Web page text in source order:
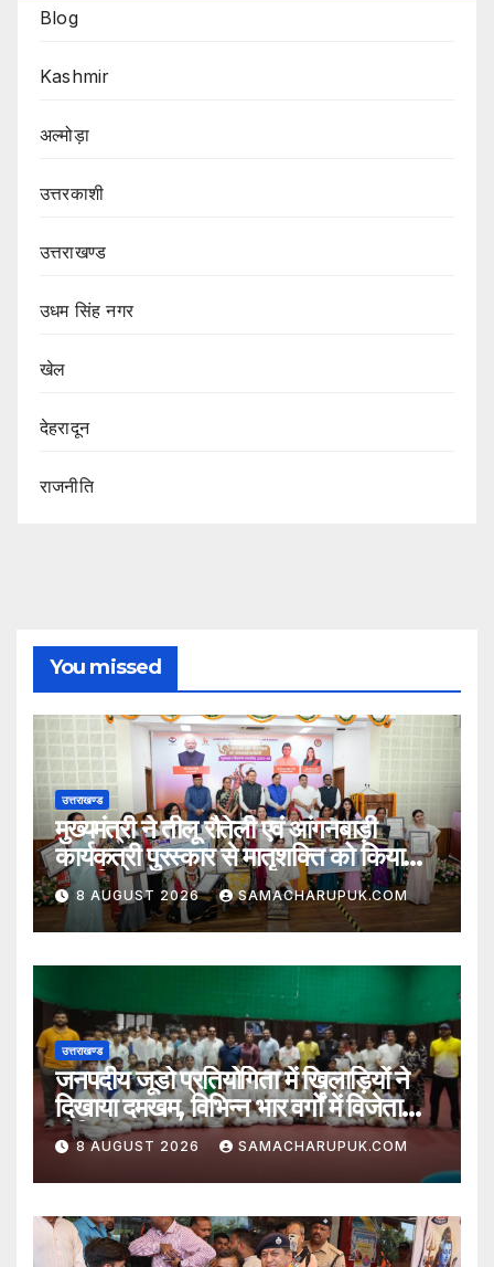
Blog
Kashmir
अल्मोड़ा
उत्तरकाशी
उत्तराखण्ड
उधम सिंह नगर
खेल
देहरादून
राजनीति
You missed
उत्तराखण्ड
मुख्यमंत्री ने तीलू रौतेली एवं आंगनबाड़ी
कार्यकत्री पुरस्कार से मातृशक्ति को किया
सम्मानित
8 AUGUST 2026 SAMACHARUPUK.COM
उत्तराखण्ड
जनपदीय जूडो प्रतियोगिता में खिलाड़ियों ने
दिखाया दमखम, विभिन्न भार वर्गों में विजेता
घोषित
8 AUGUST 2026 SAMACHARUPUK.COM